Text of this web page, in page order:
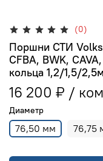
(0)
Поршни СТИ
CFBA, BWK,
кольца 1,2/1,5/
16 200 ₽
Диаметр
76,50 мм 76,75